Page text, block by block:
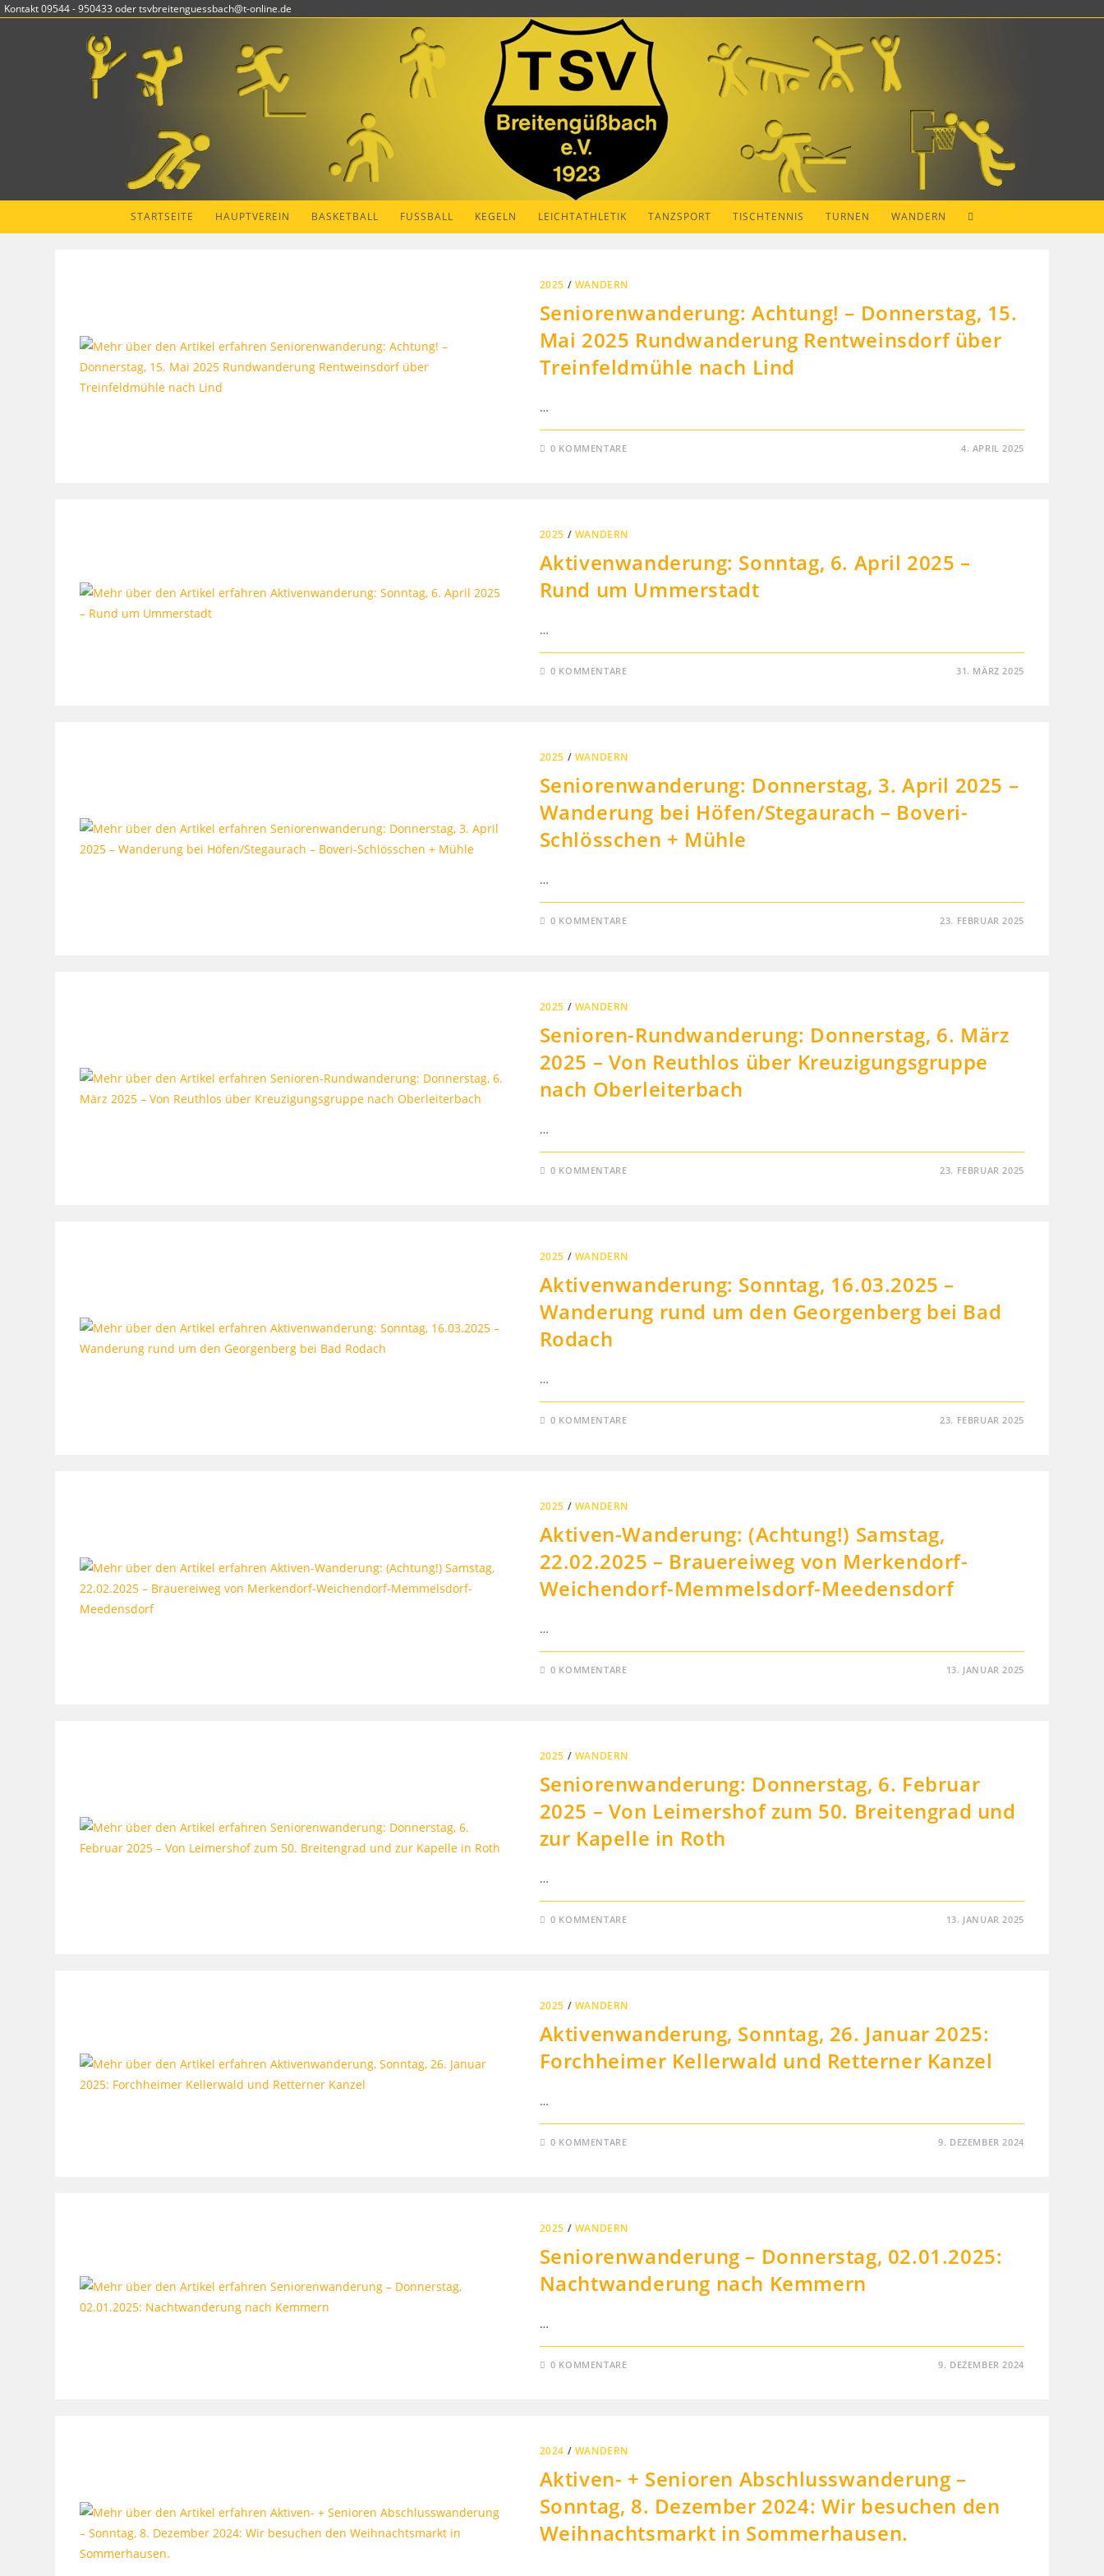
Zum
Kontakt 09544 - 950433 oder tsvbreitenguessbach@t-online.de
STARTSEITE HAUPTVEREIN BASKETBALL FUSSBALL KEGELN LEICHTATHLETIK TANZSPORT TISCHTENNIS TURNEN WANDERN WEBSITE-
2025 / WANDERN
Seniorenwanderung: Achtung! – Donnerstag, 15.
Mai 2025 Rundwanderung Rentweinsdorf über
Treinfeldmühle nach Lind
…
0 KOMMENTARE 4. APRIL 2025
2025 / WANDERN
Aktivenwanderung: Sonntag, 6. April 2025 –
Rund um Ummerstadt
…
0 KOMMENTARE 31. MÄRZ 2025
2025 / WANDERN
Seniorenwanderung: Donnerstag, 3. April 2025 –
Wanderung bei Höfen/Stegaurach – Boveri-
Schlösschen + Mühle
…
0 KOMMENTARE 23. FEBRUAR 2025
2025 / WANDERN
Senioren-Rundwanderung: Donnerstag, 6. März
2025 – Von Reuthlos über Kreuzigungsgruppe
nach Oberleiterbach
…
0 KOMMENTARE 23. FEBRUAR 2025
2025 / WANDERN
Aktivenwanderung: Sonntag, 16.03.2025 –
Wanderung rund um den Georgenberg bei Bad
Rodach
…
0 KOMMENTARE 23. FEBRUAR 2025
2025 / WANDERN
Aktiven-Wanderung: (Achtung!) Samstag,
22.02.2025 – Brauereiweg von Merkendorf-
Weichendorf-Memmelsdorf-Meedensdorf
…
0 KOMMENTARE 13. JANUAR 2025
2025 / WANDERN
Seniorenwanderung: Donnerstag, 6. Februar
2025 – Von Leimershof zum 50. Breitengrad und
zur Kapelle in Roth
…
0 KOMMENTARE 13. JANUAR 2025
2025 / WANDERN
Aktivenwanderung, Sonntag, 26. Januar 2025:
Forchheimer Kellerwald und Retterner Kanzel
…
0 KOMMENTARE 9. DEZEMBER 2024
2025 / WANDERN
Seniorenwanderung – Donnerstag, 02.01.2025:
Nachtwanderung nach Kemmern
…
0 KOMMENTARE 9. DEZEMBER 2024
2024 / WANDERN
Aktiven- + Senioren Abschlusswanderung –
Sonntag, 8. Dezember 2024: Wir besuchen den
Weihnachtsmarkt in Sommerhausen.